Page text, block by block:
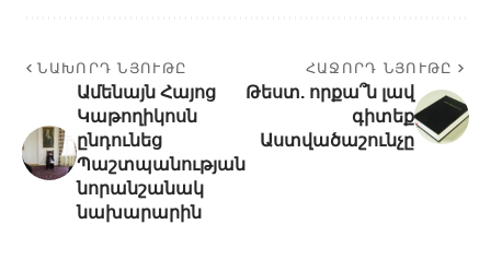
ՆԱԽՈՐԴ ՆՅՈՒԹԸ
Ամենայն Հայոց
Կաթողիկոսն
ընդունեց
Պաշտպանության
նորանշանակ
նախարարին
ՀԱՋՈՐԴ ՆՅՈՒԹԸ
Թեստ. որքա՞ն լավ
գիտեք
Աստվածաշունչը